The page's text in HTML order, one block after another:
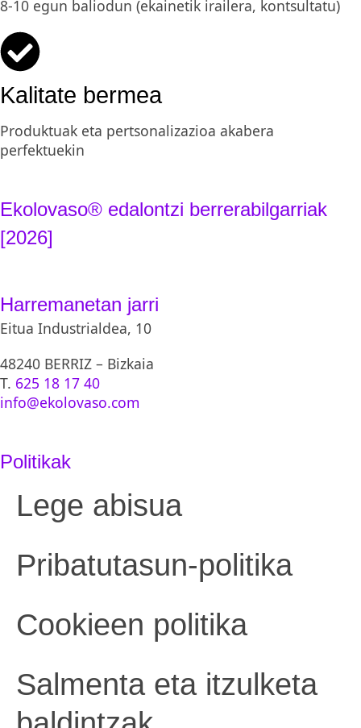
8-10 egun baliodun (ekainetik irailera, kontsultatu)
Kalitate bermea
Produktuak eta pertsonalizazioa akabera
perfektuekin
Ekolovaso® edalontzi berrerabilgarriak
[2026]
Harremanetan jarri
Eitua Industrialdea, 10
48240 BERRIZ – Bizkaia
T. 625 18 17 40
info@ekolovaso.com
Politikak
Lege abisua
Pribatutasun-politika
Cookieen politika
Salmenta eta itzulketa